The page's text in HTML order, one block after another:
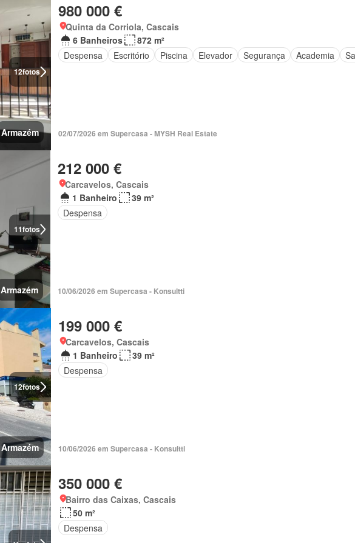
12fotos
Armazém
980 000 €
Quinta da Corriola, Cascais
6 Banheiros
872 m²
Despensa
Escritório Piscina Elevador Segurança Academia
02/07/2026 em Supercasa - MYSH Real Estate
11fotos
Armazém
212 000 €
Carcavelos, Cascais
1 Banheiro
39 m²
Despensa
10/06/2026 em Supercasa - Konsultti
12fotos
Armazém
199 000 €
Carcavelos, Cascais
1 Banheiro
39 m²
Despensa
10/06/2026 em Supercasa - Konsultti
350 000 €
Bairro das Caixas, Cascais
50 m²
Despensa